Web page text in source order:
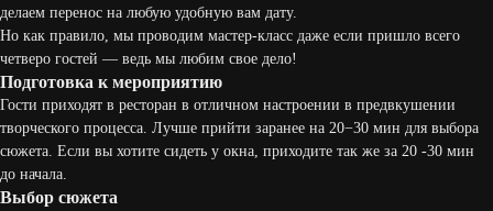
делаем перенос на любую удобную вам дату.
Но как правило, мы проводим мастер-класс даже если пришло всего
четверо гостей — ведь мы любим свое дело!
Подготовка к мероприятию
Гости приходят в ресторан в отличном настроении в предвкушении
творческого процесса. Лучше прийти заранее на 20−30 мин для выбора
сюжета. Если вы хотите сидеть у окна, приходите так же за 20 -30 мин
до начала.
Выбор сюжета